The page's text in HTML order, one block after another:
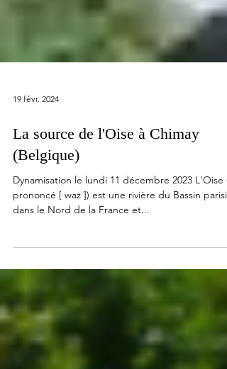
19 févr. 2024
(Belgique)
Dynamisation le lundi 11 décembre 2023 L'Oise (
prononcé [ waz ]) est une rivière du Bassin
dans le Nord de la France et...